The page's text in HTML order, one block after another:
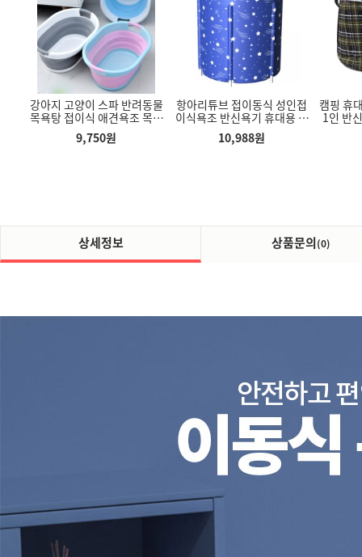
강아지 고양이 스파 반려동물
목욕탕 접이식 애견욕조 목욕
통
9,750원
항아리튜브 접이동식 성인접
이식욕조 반신욕기 휴대용 간
이 가정용사우나
10,988원
캠핑 휴
1인 반
욕실용품 무
리대 다용도
다용도 모니터 받침대 키보드
수납공간 서랍형 모니터 받침
헬스 손목보호대 웨이트 턱걸
이 풀업 역도 스트랩 밴드 보
호대 2개세트
상세정보 상품문의(0)